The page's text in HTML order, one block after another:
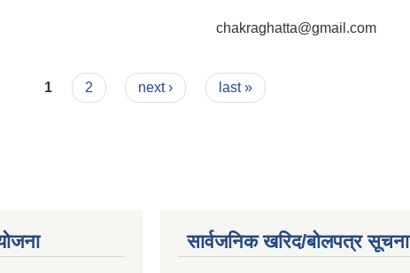
chakraghatta@gmail.com
1 2 next › last »
सार्वजनिक खरिद/बोलपत्र सूचना